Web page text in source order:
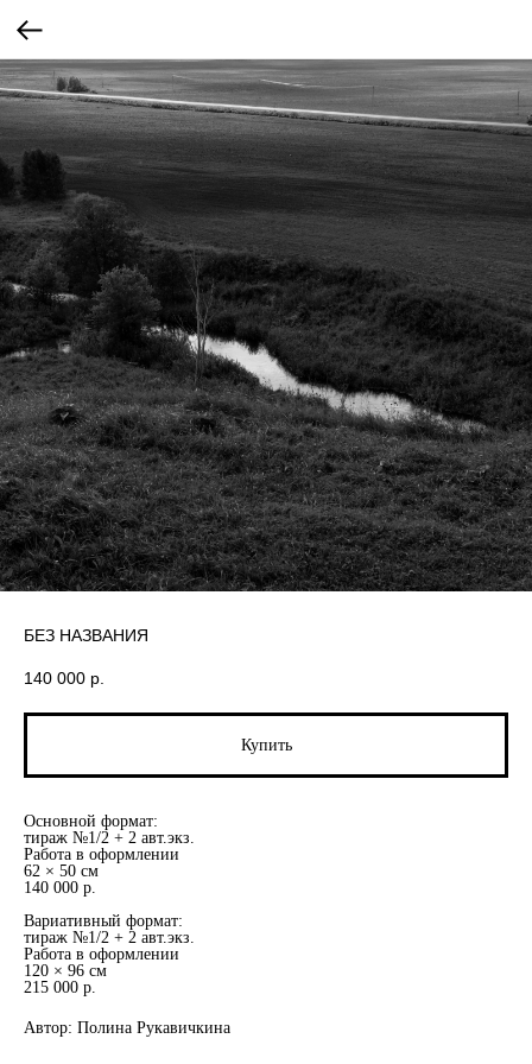
БЕЗ НАЗВАНИЯ
140 000 р.
Купить
Основной формат:
тираж №1/2 + 2 авт.экз.
Работа в оформлении
62 × 50 см
140 000 р.
Вариативный формат:
тираж №1/2 + 2 авт.экз.
Работа в оформлении
120 × 96 см
215 000 р.
Автор: Полина Рукавичкина